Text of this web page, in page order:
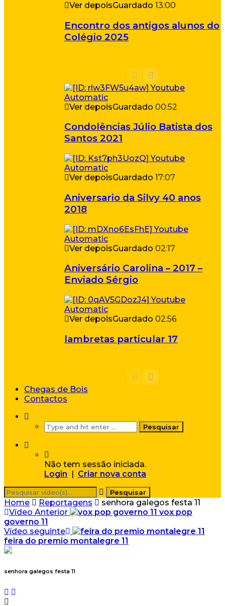
Ver depoisGuardado 13:00
Encontro dos antigos alunos do
Colégio 2025
Ver depoisGuardado 00:52
Condolências Júlio Batista dos
Santos 2021
Ver depoisGuardado 17:07
Aniversario da Silvy 40 anos
2018
Ver depoisGuardado 02:17
Aniversário Carolina – 2017 –
Enviado Sérgio
Ver depoisGuardado 02:56
lambretas particular 17
Chegas de Bois
Contactos
Não tem sessão iniciada.
Login
Criar nova conta
Home Reportagens
senhora galegos festa 11
Vídeo Anterior
vox pop
governo 11
Vídeo seguinte
feira do premio montalegre 11
senhora galegos festa 11